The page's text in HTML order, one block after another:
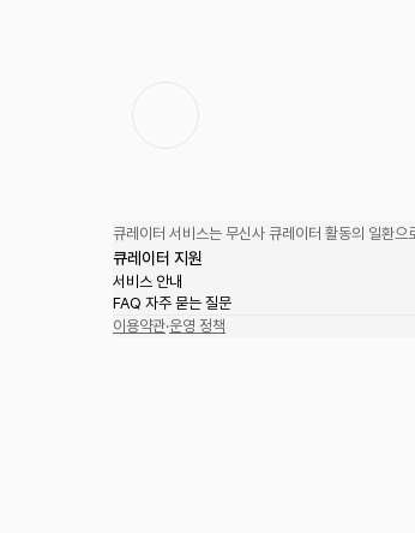
큐레이터 서비스는 무신사 큐레이터 활동의 일환
큐레이터 지원
서비스 안내
FAQ 자주 묻는 질문
이용약관·운영 정책